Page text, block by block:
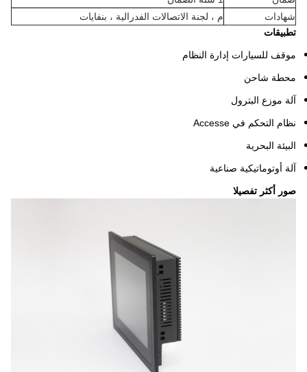
شهادات
م ، لجنة الاتصالات الفدرالية ، بنفايات
تطبيقات
موقف للسيارات إدارة النظام
محطة شاحن
آلة موزع البترول
نظام التحكم في Accesse
البيئة البحرية
آلة أوتوماتيكية صناعية
صور أكثر تفصيلا